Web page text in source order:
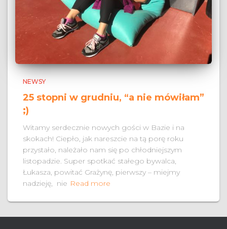
NEWSY
25 stopni w grudniu, “a nie mówiłam”
;)
Witamy serdecznie nowych gości w Bazie i na
skokach! Ciepło, jak nareszcie na tą porę roku
przystało, należało nam się po chłodniejszym
listopadzie. Super spotkać stałego bywalca,
Łukasza, powitać Grażynę, pierwszy – miejmy
nadzieję, nie Read more